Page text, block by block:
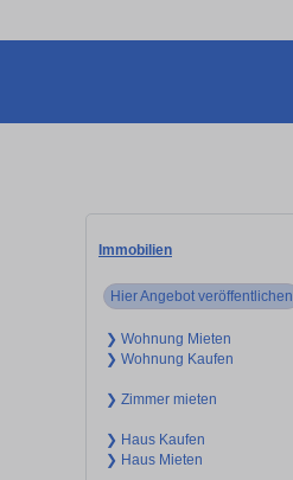
Immobilien
Hier Angebot veröffentlichen
❯ Wohnung Mieten
❯ Wohnung Kaufen
❯ Zimmer mieten
❯ Haus Kaufen
❯ Haus Mieten